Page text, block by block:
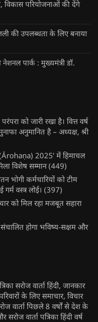
विकास परियोजनाओं की देंगे
की उपलब्धता के लिए बनाया
पार्क : मुख्यमंत्री डॉ.
को जारी रखा है। वित्त वर्ष
अनुमानित है – अध्यक्ष, श्री
2025’ में हिमाचल
विशेष सम्मान (449)
भोगी कर्मचारियों को टीम
वस्त्र लोई। (397)
को मिल रहा मजबूत सहारा
संचालित होगा भविष्य-सक्षम और
सरोज वार्ता हिंदी, जानकार
के लिए समाचार, विचार
वार्ता पिछले 8 वर्षों से देश के
वार्ता पत्रिका हिंदी वर्ष